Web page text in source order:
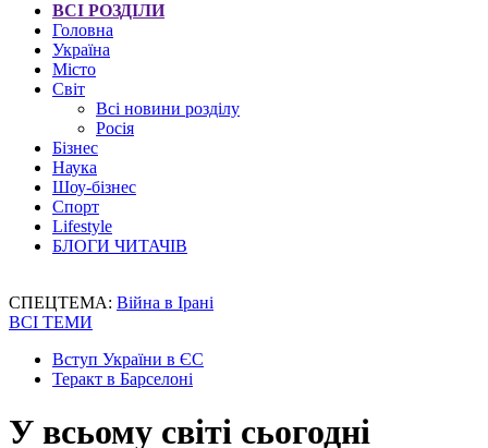
ВСІ РОЗДІЛИ
Головна
Україна
Місто
Світ
Всі новини розділу
Росія
Бізнес
Наука
Шоу-бізнес
Спорт
Lifestyle
БЛОГИ ЧИТАЧІВ
СПЕЦТЕМА: Війна в Ірані
ВСІ ТЕМИ
Вступ України в ЄС
Теракт в Барселоні
У всьому світі сьогодні